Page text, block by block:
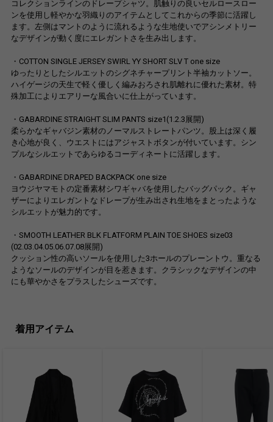
コレクションラインのドレープシャツ。肌触りの良いセルロースロー
ンを使用し軽やかな羽織りのアイテムとしてこれからの季節に活躍し
ます。左側はマントのように流れるような生地使いでアシンメトリー
なデザインが動く度にエレガントさを生み出します。
・COTTON SINGLE JERSEY SWIRL YY SHORT SLV T one size
ゆったりとしたシルエットのシグネチャープリント半袖カットソー。
ハイゲージの天生で軽く優しく編みおろされ肌離れに優れた素材。特
殊加工によりエアリーな風合いに仕上がっています。
・GABARDINE STRAIGHT SLIM PANTS size1(1.2.3展開)
柔らかなギャバジン素材のノーマルストレートパンツ。股上は深く履
き心地が良く、ウエストにはアジャストボタンが付いています。シン
プルなシルエットであらゆるコーディネートに活躍します。
・GABARDINE DRAPED BACKPACK one size
ヨウジヤマモトの定番素材シワギャバを使用したバッグパック。ギャ
ザーによりエレガントなドレープが生み出され生地をまとったような
シルエットが魅力的です。
・SMOOTH LEATHER BLK FLATFORM PLAIN TOE SHOES size03
(02.03.04.05.06.07.08展開)
クッション性の高いソールを使用した3ホールのプレーントウ。重なる
ようなソールのデザインが目を惹きます。クラシックなデザインの中
にも華やかさをプラスしたシューズです。
着用アイテム